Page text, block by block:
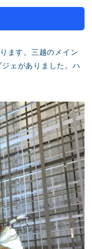
ます。三越のメイン
ェがありました。ハ